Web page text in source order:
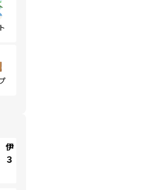
伊
３